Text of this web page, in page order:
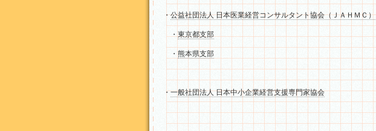
・公益社団法人 日本医業経営コンサルタント協会（ＪＡＨＭＣ）
・東京都支部
・ 熊本県支部
・一般社団法人 日本中小企業経営支援専門家協会